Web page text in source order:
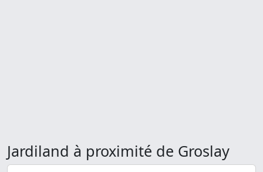
Jardiland à proximité de Groslay